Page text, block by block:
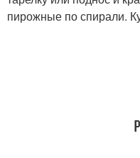
пирожные по спирали.